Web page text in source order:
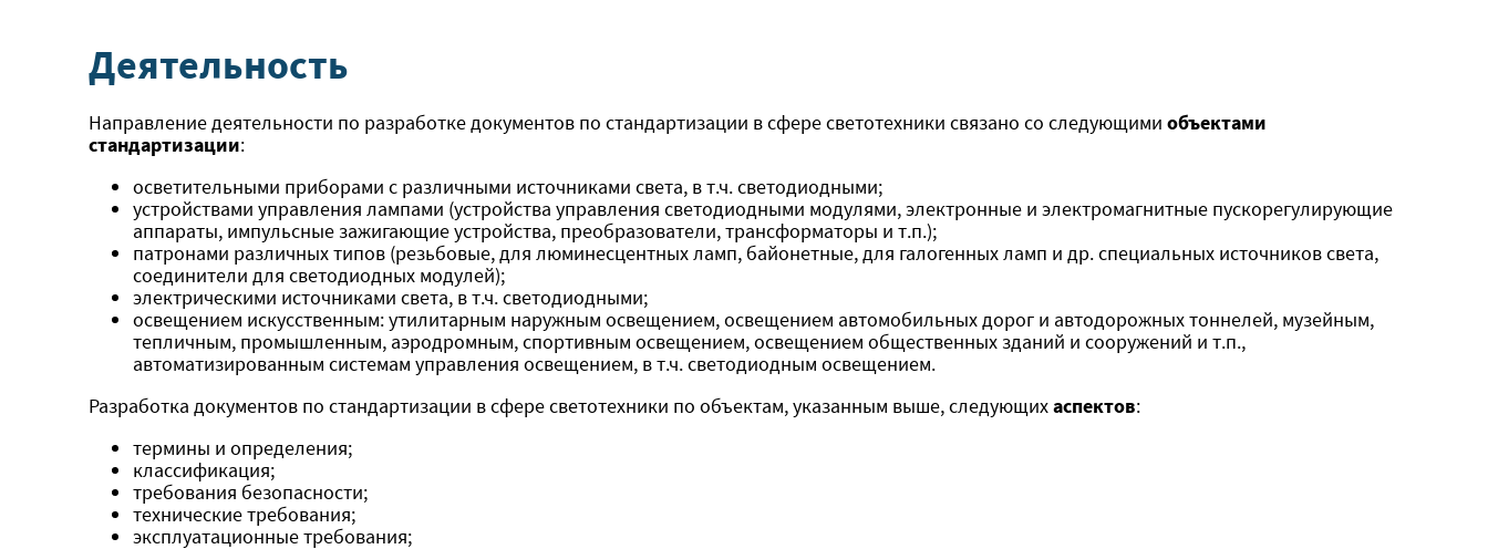
Деятельность
Направление деятельности по разработке документов по стандартизации в сфере светотехники связано со следующими объектами
стандартизации:
осветительными приборами с различными источниками света, в т.ч. светодиодными;
устройствами управления лампами (устройства управления светодиодными модулями, электронные и электромагнитные пускорегулирующие
аппараты, импульсные зажигающие устройства, преобразователи, трансформаторы и т.п.);
патронами различных типов (резьбовые, для люминесцентных ламп, байонетные, для галогенных ламп и др. специальных источников света,
соединители для светодиодных модулей);
электрическими источниками света, в т.ч. светодиодными;
освещением искусственным: утилитарным наружным освещением, освещением автомобильных дорог и автодорожных тоннелей, музейным,
тепличным, промышленным, аэродромным, спортивным освещением, освещением общественных зданий и сооружений и т.п.,
автоматизированным системам управления освещением, в т.ч. светодиодным освещением.
Разработка документов по стандартизации в сфере светотехники по объектам, указанным выше, следующихаспектов:
термины и определения;
классификация;
требования безопасности;
технические требования;
эксплуатационные требования;